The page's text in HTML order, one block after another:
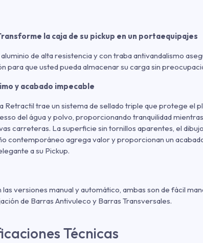
la caja de su pickup en un portaequipajes
de alta resistencia y con traba antivandalismo
para que usted pueda almacenar su carga sin
y acabado impecable
Retractil trae un sistema de sellado triple que protege el
del água y polvo, proporcionando tranquilidad mientras
carreteras. La superficie sin tornillos aparentes, el
contemporáneo agrega valor y proporcionan un
a su Pickup.
las versiones manual y automático, ambas son de fácil
de Barras Antivuleco y Barras Transversales.
Técnicas